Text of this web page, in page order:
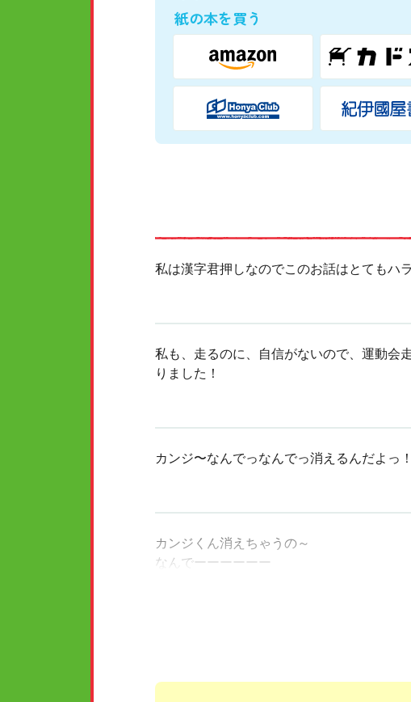
紙の本を買う
私は漢字君押しなのでこのお話はとてもハ
私も、走るのに、自信がないので、運動会
りました！
カンジ〜なんでっなんでっ消えるんだよっ
カンジくん消えちゃうの～
なんでーーーーーー